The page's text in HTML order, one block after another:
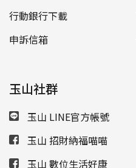
行動銀行下載
申訴信箱
玉山社群
玉山 LINE官方帳號
玉山 招財納福喵喵
玉山 數位生活好康